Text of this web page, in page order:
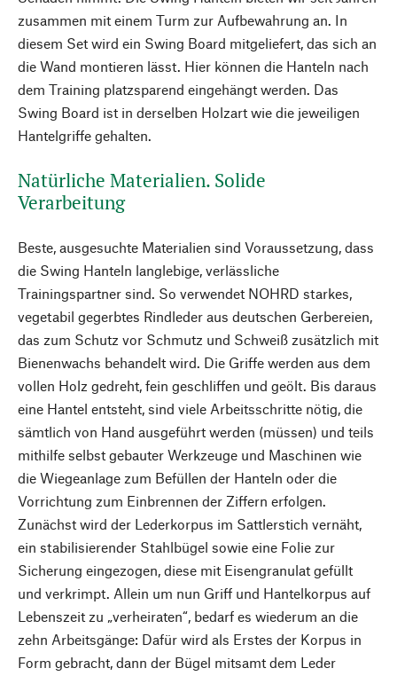
zusammen mit einem Turm zur Aufbewahrung an. In
diesem Set wird ein Swing Board mitgeliefert, das sich an
die Wand montieren lässt. Hier können die Hanteln nach
dem Training platzsparend eingehängt werden. Das
Swing Board ist in derselben Holzart wie die jeweiligen
Hantelgriffe gehalten.
Natürliche Materialien. Solide
Verarbeitung
Beste, ausgesuchte Materialien sind Voraussetzung, dass
die Swing Hanteln langlebige, verlässliche
Trainingspartner sind. So verwendet NOHRD starkes,
vegetabil gegerbtes Rindleder aus deutschen Gerbereien,
das zum Schutz vor Schmutz und Schweiß zusätzlich mit
Bienenwachs behandelt wird. Die Griffe werden aus dem
vollen Holz gedreht, fein geschliffen und geölt. Bis daraus
eine Hantel entsteht, sind viele Arbeitsschritte nötig, die
sämtlich von Hand ausgeführt werden (müssen) und teils
mithilfe selbst gebauter Werkzeuge und Maschinen wie
die Wiegeanlage zum Befüllen der Hanteln oder die
Vorrichtung zum Einbrennen der Ziffern erfolgen.
Zunächst wird der Lederkorpus im Sattlerstich vernäht,
ein stabilisierender Stahlbügel sowie eine Folie zur
Sicherung eingezogen, diese mit Eisengranulat gefüllt
und verkrimpt. Allein um nun Griff und Hantelkorpus auf
Lebenszeit zu „verheiraten“, bedarf es wiederum an die
zehn Arbeitsgänge: Dafür wird als Erstes der Korpus in
Form gebracht, dann der Bügel mitsamt dem Leder